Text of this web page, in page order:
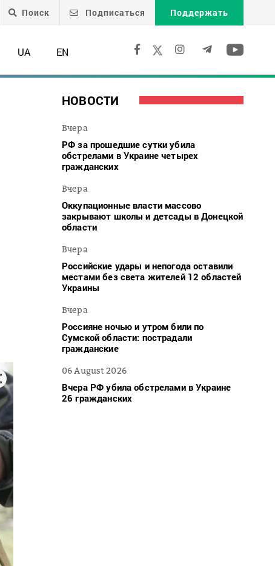
Поиск Подписаться Поддержать
UA EN
НОВОСТИ
Вчера
РФ за прошедшие сутки убила
обстрелами в Украине четырех
гражданских
Вчера
Оккупационные власти массово
закрывают школы и детсады в Донецкой
области
Вчера
Российские удары и непогода оставили
местами без света жителей 12 областей
Украины
Вчера
Россияне ночью и утром били по
Сумской области: пострадали
гражданские
06 August 2026
Вчера РФ убила обстрелами в Украине
26 гражданских